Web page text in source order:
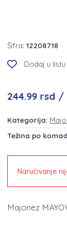
Šifra: 12208718
Dodaj u listu
244.99 rsd /
Kategorija:
Težina po
Naručivanje
Majonez